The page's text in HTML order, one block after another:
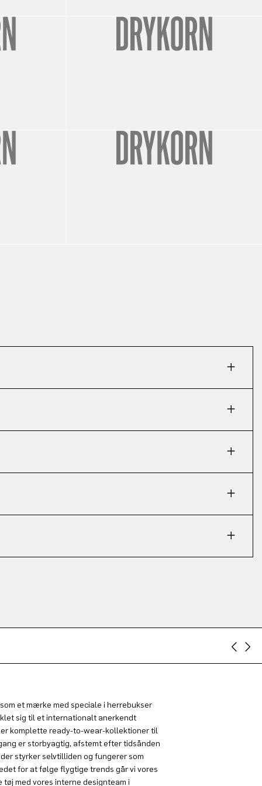
et mærke med speciale i herrebukser
sig til et internationalt anerkendt
komplette ready-to-wear-kollektioner til
er storbyagtig, afstemt efter tidsånden
styrker selvtilliden og fungerer som
for at følge flygtige trends går vi vores
med vores interne designteam i